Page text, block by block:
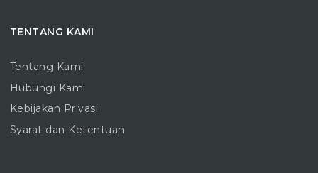
TENTANG KAMI
Tentang Kami
Hubungi Kami
Kebijakan Privasi
Syarat dan Ketentuan